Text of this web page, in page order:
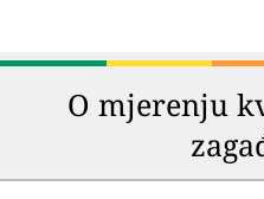
O mjerenju